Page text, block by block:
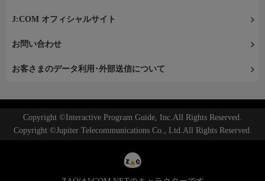
J:COM オフィシャルサイト
お問い合わせ
お客さまのデータ利用･外部送信について
Copyright ©Interactive Program Guide, Inc.All Rights Reserved.
Copyright ©Jupiter Telecommunications Co., Ltd.All Rights Reserved.